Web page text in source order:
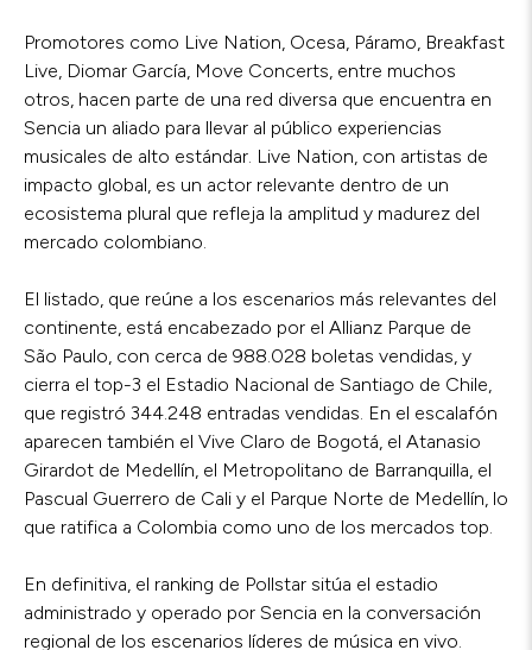
Promotores como Live Nation, Ocesa, Páramo, Breakfast
Live, Diomar García, Move Concerts, entre muchos
otros, hacen parte de una red diversa que encuentra en
Sencia un aliado para llevar al público experiencias
musicales de alto estándar. Live Nation, con artistas de
impacto global, es un actor relevante dentro de un
ecosistema plural que refleja la amplitud y madurez del
mercado colombiano.
El listado, que reúne a los escenarios más relevantes del
continente, está encabezado por el Allianz Parque de
São Paulo, con cerca de 988.028 boletas vendidas, y
cierra el top-3 el Estadio Nacional de Santiago de Chile,
que registró 344.248 entradas vendidas. En el escalafón
aparecen también el Vive Claro de Bogotá, el Atanasio
Girardot de Medellín, el Metropolitano de Barranquilla, el
Pascual Guerrero de Cali y el Parque Norte de Medellín, lo
que ratifica a Colombia como uno de los mercados top.
En definitiva, el ranking de Pollstar sitúa el estadio
administrado y operado por Sencia en la conversación
regional de los escenarios líderes de música en vivo.